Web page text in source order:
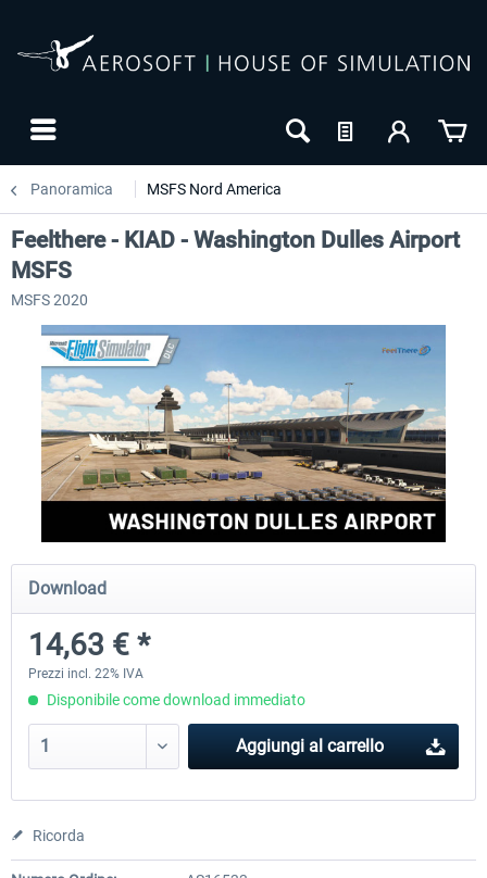
Panoramica MSFS Nord America
9,22 € *
Feelthere - KIAD - Washington Dulles Airport
MSFS
MSFS 2020
Download
14,63 € *
Prezzi incl. 22% IVA
Disponibile come download immediato
Aggiungi al carrello
Ricorda